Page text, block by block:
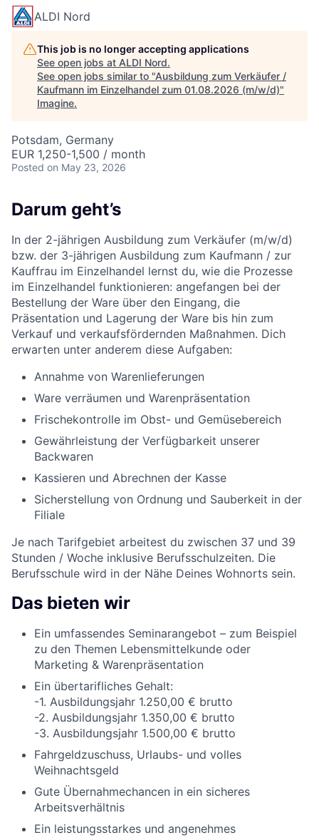
ALDI Nord
This job is no longer accepting applications
See open jobs at ALDI Nord.
See open jobs similar to "Ausbildung zum Verkäufer /
Kaufmann im Einzelhandel zum 01.08.2026 (m/w/d)"
Imagine.
Potsdam, Germany
EUR 1,250-1,500 / month
Posted on May 23, 2026
Darum geht’s
In der 2-jährigen Ausbildung zum Verkäufer (m/w/d)
bzw. der 3-jährigen Ausbildung zum Kaufmann / zur
Kauffrau im Einzelhandel lernst du, wie die Prozesse
im Einzelhandel funktionieren: angefangen bei der
Bestellung der Ware über den Eingang, die
Präsentation und Lagerung der Ware bis hin zum
Verkauf und verkaufsfördernden Maßnahmen. Dich
erwarten unter anderem diese Aufgaben:
Annahme von Warenlieferungen
Ware verräumen und Warenpräsentation
Frischekontrolle im Obst- und Gemüsebereich
Gewährleistung der Verfügbarkeit unserer
Backwaren
Kassieren und Abrechnen der Kasse
Sicherstellung von Ordnung und Sauberkeit in der
Filiale
Je nach Tarifgebiet arbeitest du zwischen 37 und 39
Stunden / Woche inklusive Berufsschulzeiten. Die
Berufsschule wird in der Nähe Deines Wohnorts sein.
Das bieten wir
Ein umfassendes Seminarangebot – zum Beispiel
zu den Themen Lebensmittelkunde oder
Marketing & Warenpräsentation
Ein übertarifliches Gehalt:
-1. Ausbildungsjahr 1.250,00 € brutto
-2. Ausbildungsjahr 1.350,00 € brutto
-3. Ausbildungsjahr 1.500,00 € brutto
Fahrgeldzuschuss, Urlaubs- und volles
Weihnachtsgeld
Gute Übernahmechancen in ein sicheres
Arbeitsverhältnis
Ein leistungsstarkes und angenehmes